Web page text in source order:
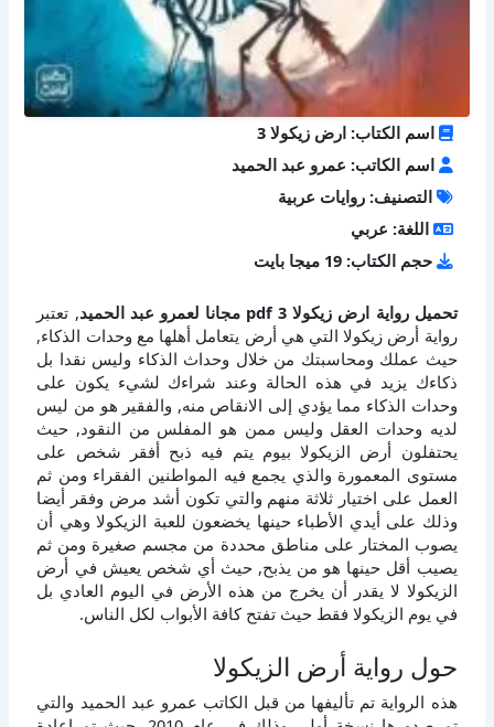
اسم الكتاب: ارض زيكولا 3
اسم الكاتب: عمرو عبد الحميد
التصنيف: روايات عربية
اللغة: عربي
حجم الكتاب: 19 ميجا بايت
تحميل رواية ارض زيكولا 3 pdf مجانا لعمرو عبد الحميد
, تعتبر
رواية أرض زيكولا التي هي أرض يتعامل أهلها مع وحدات الذكاء,
حيث عملك ومحاسبتك من خلال وحداث الذكاء وليس نقدا بل
ذكاءك يزيد في هذه الحالة وعند شراءك لشيء يكون على
وحدات الذكاء مما يؤدي إلى الانقاص منه, والفقير هو من ليس
لديه وحدات العقل وليس ممن هو المفلس من النقود, حيث
يحتفلون أرض الزيكولا بيوم يتم فيه ذبح أفقر شخص على
مستوى المعمورة والذي يجمع فيه المواطنين الفقراء ومن ثم
العمل على اختيار ثلاثة منهم والتي تكون أشد مرض وفقر أيضا
وذلك على أيدي الأطباء حينها يخضعون للعبة الزيكولا وهي أن
يصوب المختار على مناطق محددة من مجسم صغيرة ومن ثم
يصيب أقل حينها هو من يذبح, حيث أي شخص يعيش في أرض
الزيكولا لا يقدر أن يخرج من هذه الأرض في اليوم العادي بل
في يوم الزيكولا فقط حيث تفتح كافة الأبواب لكل الناس.
حول رواية أرض الزيكولا
هذه الرواية تم تأليفها من قبل الكاتب عمرو عبد الحميد والتي